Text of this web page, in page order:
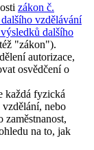
zákon č.
vzdělávání
dalšího
"zákon").
autorizace,
osvědčení o
každá fyzická
vzdělání, nebo
na to, jak